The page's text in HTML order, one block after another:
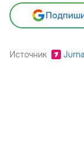
Источник Jurnal